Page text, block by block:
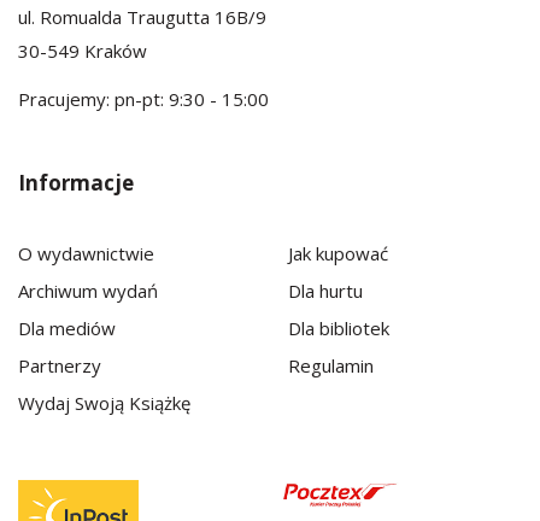
ul. Romualda Traugutta 16B/9
30-549 Kraków
Pracujemy: pn-pt: 9:30 - 15:00
Informacje
O wydawnictwie
Archiwum wydań
Dla mediów
Partnerzy
Wydaj Swoją Książkę
Jak kupować
Dla hurtu
Dla bibliotek
Regulamin